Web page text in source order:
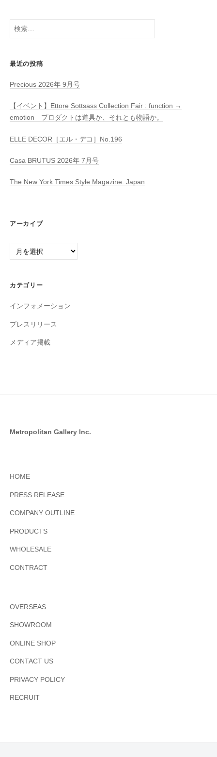
検
最近の投稿
Precious 2026年 9月号
【イベント】Ettore Sottsass Collection Fair : function →
emotion プロダクトは道具か、それとも物語か。
ELLE DECOR［エル・デコ］No.196
Casa BRUTUS 2026年 7月号
The New York Times Style Magazine: Japan
アーカイブ
ア
ブ
カテゴリー
インフォメーション
プレスリリース
メディア掲載
Metropolitan Gallery Inc.
HOME
PRESS RELEASE
COMPANY OUTLINE
PRODUCTS
WHOLESALE
CONTRACT
OVERSEAS
SHOWROOM
ONLINE SHOP
CONTACT US
PRIVACY POLICY
RECRUIT